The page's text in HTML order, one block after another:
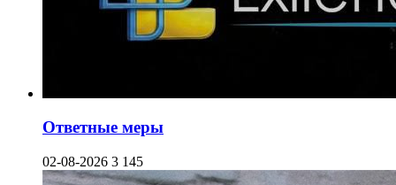
Ответные меры
02-08-2026 3 145